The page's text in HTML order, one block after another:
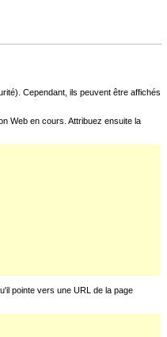
Cependant, ils peuvent être affichés
Web en cours. Attribuez ensuite la
pointe vers une URL de la page